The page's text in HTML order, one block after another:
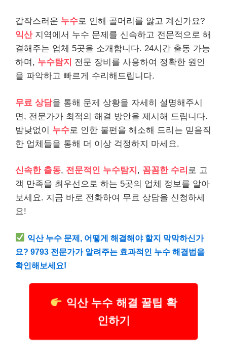
갑작스러운 누수로 인해 골머리를 앓고 계신가요?
익산지역에서 누수 문제를 신속하고 전문적으로 해
결해주는 업체 5곳을 소개합니다. 24시간 출동 가능
하며, 누수탐지 전문 장비를 사용하여 정확한 원인
을 파악하고 빠르게 수리해드립니다.
무료 상담을 통해 문제 상황을 자세히 설명해주시
면, 전문가가 최적의 해결 방안을 제시해 드립니다.
밤낮없이 누수로 인한 불편을 해소해 드리는 믿음직
한 업체들을 통해 더 이상 걱정하지 마세요.
신속한 출동, 전문적인 누수탐지 , 꼼꼼한 수리 로 고
객 만족을 최우선으로 하는 5곳의 업체 정보를 알아
보세요. 지금 바로 전화하여 무료 상담을 신청하세
요!
익산 누수 문제, 어떻게 해결해야 할지 막막하신가
요? 9793 전문가가 알려주는 효과적인 누수 해결법을
확인해보세요!
익산 누수 해결 꿀팁 확
인하기